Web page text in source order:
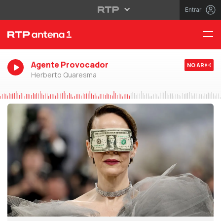
Entrar
Agente Provocador
Herberto Quaresma
NO AR